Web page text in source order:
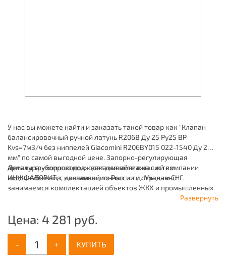
У нас вы можете найти и заказать такой товар как "Клапан
балансировочный ручной латунь R206B Ду 25 Ру25 ВР
Kvs=7м3/ч без ниппелей Giacomini R206BY015 022-1540 Ду 25
мм" по самой выгодной цене. Запорно-регулирующая
арматура - хорошо подходят для монтажа систем
водоснабжения, канализационных и т.д. Мы давно
занимаемся комплектацией объектов ЖКХ и промышленных
зданий, имея широкий ассортимент продукции для систем:
Детали трубопроводов - заказывайте в нашей компании
ИНЖФАВОРИТ, с доставкой по России и странам СНГ.
Развернуть
Цена: 4 281 руб.
- + КУПИТЬ